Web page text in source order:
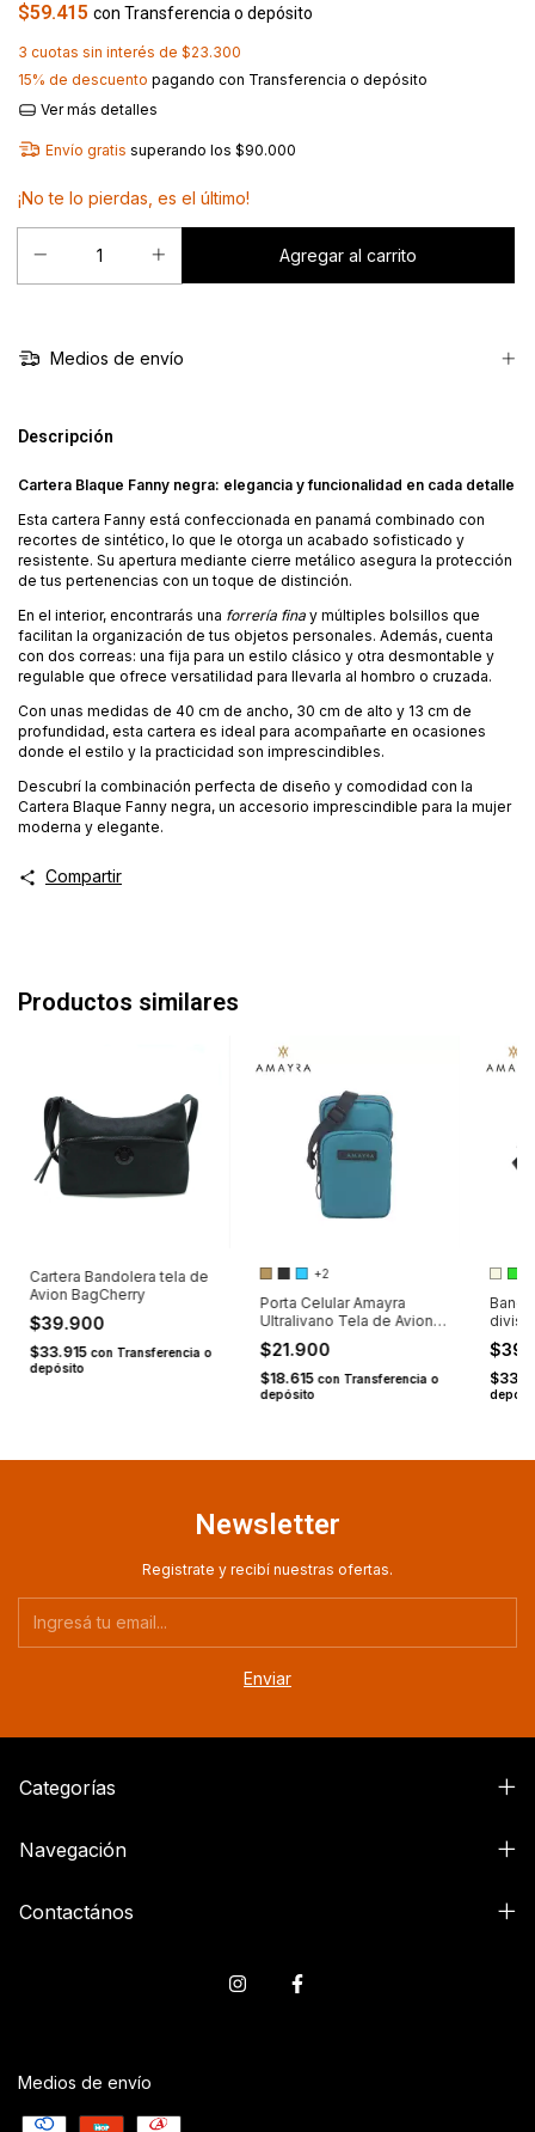
$59.415 con Transferencia o depósito
3 cuotas sin interés de $23.300
15% de descuento pagando con Transferencia o depósito
Ver más detalles
Envío gratis superando los $90.000
¡No te lo pierdas, es el último!
Medios de envío
Descripción
Cartera Blaque Fanny negra: elegancia y funcionalidad en cada detalle
Esta cartera Fanny está confeccionada en panamá combinado con
recortes de sintético, lo que le otorga un acabado sofisticado y
resistente. Su apertura mediante cierre metálico asegura la protección
de tus pertenencias con un toque de distinción.
En el interior, encontrarás una forrería fina y múltiples bolsillos que
facilitan la organización de tus objetos personales. Además, cuenta
con dos correas: una fija para un estilo clásico y otra desmontable y
regulable que ofrece versatilidad para llevarla al hombro o cruzada.
Con unas medidas de 40 cm de ancho, 30 cm de alto y 13 cm de
profundidad, esta cartera es ideal para acompañarte en ocasiones
donde el estilo y la practicidad son imprescindibles.
Descubrí la combinación perfecta de diseño y comodidad con la
Cartera Blaque Fanny negra, un accesorio imprescindible para la mujer
moderna y elegante.
Compartir
Productos similares
Cartera Bandolera tela de
Avion BagCherry
$39.900
$33.915 con Transferencia o
depósito
+2
Porta Celular Amayra
Ultralivano Tela de Avion
Triple
$21.900
$18.615 con Transferencia o
depósito
Newsletter
Registrate y recibí nuestras ofertas.
Categorías
Navegación
Contactános
Medios de envío